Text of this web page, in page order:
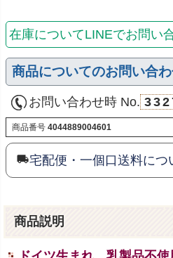
在庫についてLINEでお問い
商品についてのお問い合
お問い合わせ時 No.
商品番号 4044889004601
宅配便・一個口送料につ
商品説明